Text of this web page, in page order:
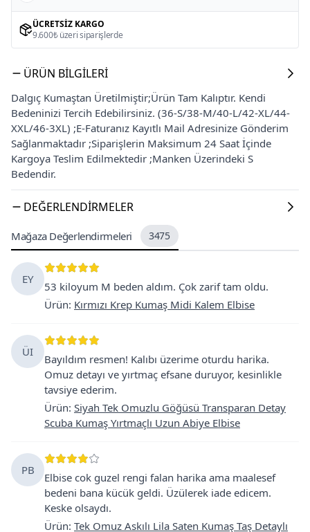
ÜCRETSIZ KARGO
9.600₺ üzeri siparişlerde
ÜRÜN BILGILERI
Dalgıç Kumaştan Üretilmiştir;Ürün Tam Kalıptır. Kendi
Bedeninizi Tercih Edebilirsiniz. (36-S/38-M/40-L/42-XL/44-
XXL/46-3XL) ;E-Faturanız Kayıtlı Mail Adresinize Gönderim
Sağlanmaktadır ;Siparişlerin Maksimum 24 Saat İçinde
Kargoya Teslim Edilmektedir ;Manken Üzerindeki S
Bedendir.
DEĞERLENDIRMELER
Mağaza Değerlendirmeleri 3475
EY
53 kiloyum M beden aldım. Çok zarif tam oldu.
Ürün: Kırmızı Krep Kumaş Midi Kalem Elbise
ÜI
Bayıldım resmen! Kalıbı üzerime oturdu harika.
Omuz detayı ve yırtmaç efsane duruyor, kesinlikle
tavsiye ederim.
Ürün: Siyah Tek Omuzlu Göğüsü Transparan Detay
Scuba Kumaş Yırtmaçlı Uzun Abiye Elbise
PB
Elbise cok guzel rengi falan harika ama maalesef
bedeni bana kücük geldi. Üzülerek iade edicem.
Keske olsaydı.
Ürün: Tek Omuz Askılı Lila Saten Kumaş Taş Detaylı